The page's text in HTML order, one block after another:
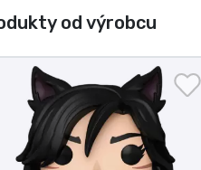
od výrobcu